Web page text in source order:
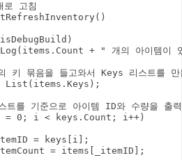
고침
+ " 개의 아이템이
키 묶음을 들고와서 Keys 리스트를 만
List
(items.Keys);
를 기준으로 아이템 ID와 수량을 출
0; i < keys.Count; i++)
= keys[i];
= items[_itemID];